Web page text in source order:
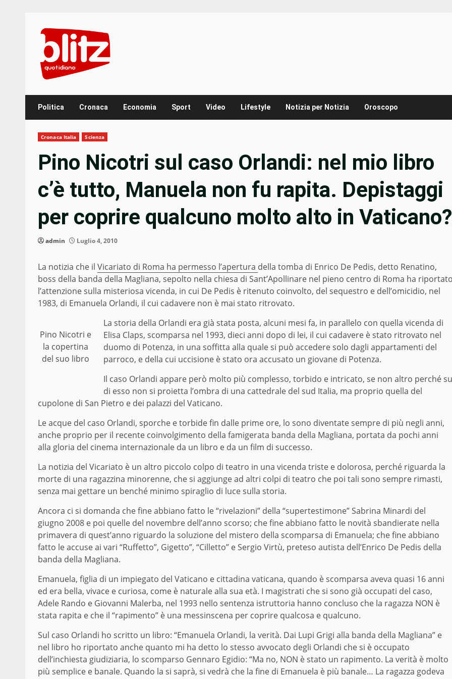
content
Politica Cronaca Economia Sport Video Lifestyle Notizia per Notizia Oroscopo
Cronaca Italia Scienza
Pino Nicotri sul caso Orlandi: nel mio libro
c’è tutto, Manuela non fu rapita. Depistaggi
per coprire qualcuno molto alto in Vaticano?
admin Luglio 4, 2010
La notizia che il Vicariato di Roma ha permesso l’apertura della tomba di Enrico De Pedis, detto Renatino,
boss della banda della Magliana, sepolto nella chiesa di Sant’Apollinare nel pieno centro di Roma ha
l’attenzione sulla misteriosa vicenda, in cui De Pedis è ritenuto coinvolto, del sequestro e dell’omicidio, nel
1983, di Emanuela Orlandi, il cui cadavere non è mai stato ritrovato.
Pino Nicotri e
la copertina
del suo libro
La storia della Orlandi era già stata posta, alcuni mesi fa, in parallelo con quella vicenda di
Elisa Claps, scomparsa nel 1993, dieci anni dopo di lei, il cui cadavere è stato ritrovato nel
duomo di Potenza, in una soffitta alla quale si può accedere solo dagli appartamenti del
parroco, e della cui uccisione è stato ora accusato un giovane di Potenza.
Il caso Orlandi appare però molto più complesso, torbido e intricato, se non altro perché su
di esso non si proietta l’ombra di una cattedrale del sud Italia, ma proprio quella del
cupolone di San Pietro e dei palazzi del Vaticano.
Le acque del caso Orlandi, sporche e torbide fin dalle prime ore, lo sono diventate sempre di più negli anni,
anche proprio per il recente coinvolgimento della famigerata banda della Magliana, portata da pochi anni
alla gloria del cinema internazionale da un libro e da un film di successo.
La notizia del Vicariato è un altro piccolo colpo di teatro in una vicenda triste e dolorosa, perché riguarda la
morte di una ragazzina minorenne, che si aggiunge ad altri colpi di teatro che poi tali sono sempre rimasti,
senza mai gettare un benché minimo spiraglio di luce sulla storia.
Ancora ci si domanda che fine abbiano fatto le “rivelazioni” della “supertestimone” Sabrina Minardi del
giugno 2008 e poi quelle del novembre dell’anno scorso; che fine abbiano fatto le novità sbandierate nella
primavera di quest’anno riguardo la soluzione del mistero della scomparsa di Emanuela; che fine abbiano
fatto le accuse ai vari “Ruffetto”, Gigetto”, “Cilletto” e Sergio Virtù, preteso autista dell’Enrico De Pedis della
banda della Magliana.
Emanuela, figlia di un impiegato del Vaticano e cittadina vaticana, quando è scomparsa aveva quasi 16 anni
ed era bella, vivace e curiosa, come è naturale alla sua età. I magistrati che si sono già occupati del caso,
Adele Rando e Giovanni Malerba, nel 1993 nello sentenza istruttoria hanno concluso che la ragazza NON è
stata rapita e che il “rapimento” è una messinscena per coprire qualcosa e qualcuno.
Sul caso Orlandi ho scritto un libro: “Emanuela Orlandi, la verità. Dai Lupi Grigi alla banda della Magliana” e
nel libro ho riportato anche quanto mi ha detto lo stesso avvocato degli Orlandi che si è occupato
dell’inchiesta giudiziaria, lo scomparso Gennaro Egidio: “Ma no, NON è stato un rapimento. La verità è molto
più semplice e banale. Quando la si saprà, si vedrà che la fine di Emanuela è più banale… La ragazza godeva